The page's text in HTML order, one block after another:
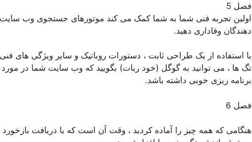
فصل 5
اولین تجربه فنی شما به شما کمک می کند موتورهای جستجوی وب سایت
دهندگان وفاداری دهید.
با استفاده از یک طراحی ثابت ، دستورات روباتیک و سایر ویژگی های فنی
تگ ها ، می توانید به گوگل (خود ربات) بگویید که وب سایت شما در
برنامه ریزی خوبی داشته باشد.
فصل 6
هنگامی که همه چیز را آماده کردید ، وقت آن است که با دریافت